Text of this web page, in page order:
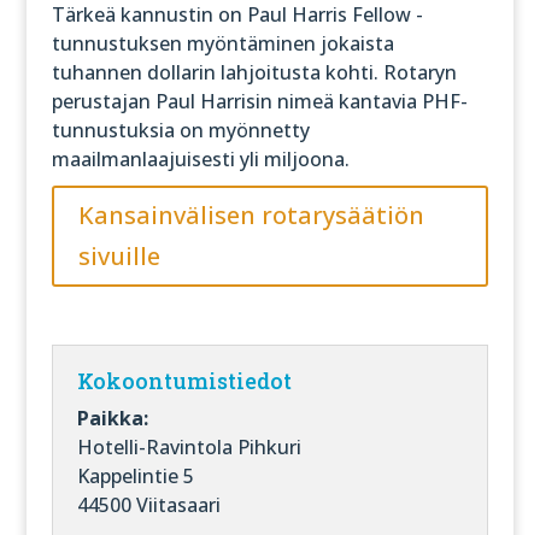
Tärkeä kannustin on Paul Harris Fellow -
tunnustuksen myöntäminen jokaista
tuhannen dollarin lahjoitusta kohti. Rotaryn
perustajan Paul Harrisin nimeä kantavia PHF-
tunnustuksia on myönnetty
maailmanlaajuisesti yli miljoona.
Kansainvälisen rotarysäätiön
sivuille
Kokoontumistiedot
Paikka:
Hotelli-Ravintola Pihkuri
Kappelintie 5
44500 Viitasaari